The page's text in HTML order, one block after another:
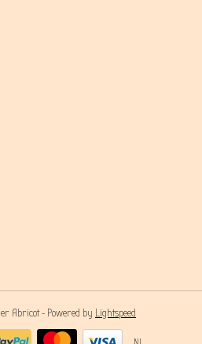
Abricot - Powered by Lightspeed